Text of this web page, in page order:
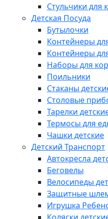
Стульчики для
Детская Посуда
Бутылочки
Контейнеры
Контейнеры
Наборы для
Поильники
Стаканы
Столовые
Тарелки
Термосы для
Чашки детские
Детский Транспорт
Автокресла
Беговелы
Велосипеды
Защитные
Игрушка